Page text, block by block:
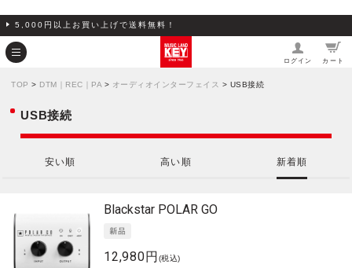
5,000円以上お買い上げで送料無料！
ログイン カート
TOP > DTM｜REC｜PA > オーディオインターフェイス > USB接続
USB接続
安い順 高い順 新着順
Blackstar POLAR GO
12,980円 (税込)